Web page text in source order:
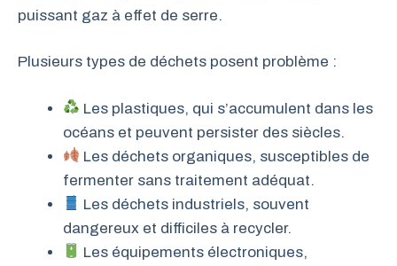
puissant gaz à effet de serre.
Plusieurs types de déchets posent problème :
Les plastiques, qui s’accumulent dans les
océans et peuvent persister des siècles.
Les déchets organiques, susceptibles de
fermenter sans traitement adéquat.
Les déchets industriels, souvent
dangereux et difficiles à recycler.
Les équipements électroniques,